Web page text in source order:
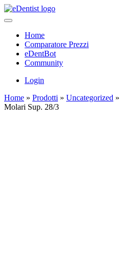
Home
Comparatore Prezzi
eDentBot
Community
Login
Home » Prodotti » Uncategorized »
Molari Sup. 28/3